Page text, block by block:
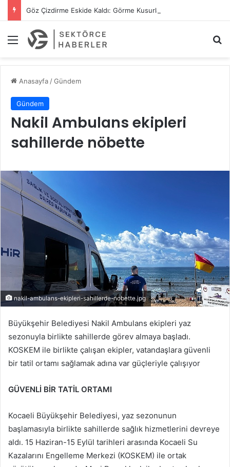
Menü
Anasayfa/Gündem
Gündem
Nakil Ambulans ekipleri
sahillerde nöbette
nakil-ambulans-ekipleri-sahillerde-nobette.jpg
Büyükşehir Belediyesi Nakil Ambulans ekipleri yaz
sezonuyla birlikte sahillerde görev almaya başladı.
KOSKEM ile birlikte çalışan ekipler, vatandaşlara güvenli
bir tatil ortamı sağlamak adına var güçleriyle çalışıyor
GÜVENLİ BİR TATİL ORTAMI
Kocaeli Büyükşehir Belediyesi, yaz sezonunun
başlamasıyla birlikte sahillerde sağlık hizmetlerini devreye
aldı. 15 Haziran-15 Eylül tarihleri arasında Kocaeli Su
Kazalarını Engelleme Merkezi (KOSKEM) ile ortak